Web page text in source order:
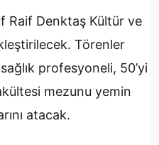
Raif Denktaş Kültür ve
Törenler
profesyoneli, 50’yi
mezunu yemin
atacak.